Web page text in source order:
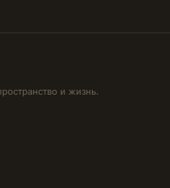
и жизнь.